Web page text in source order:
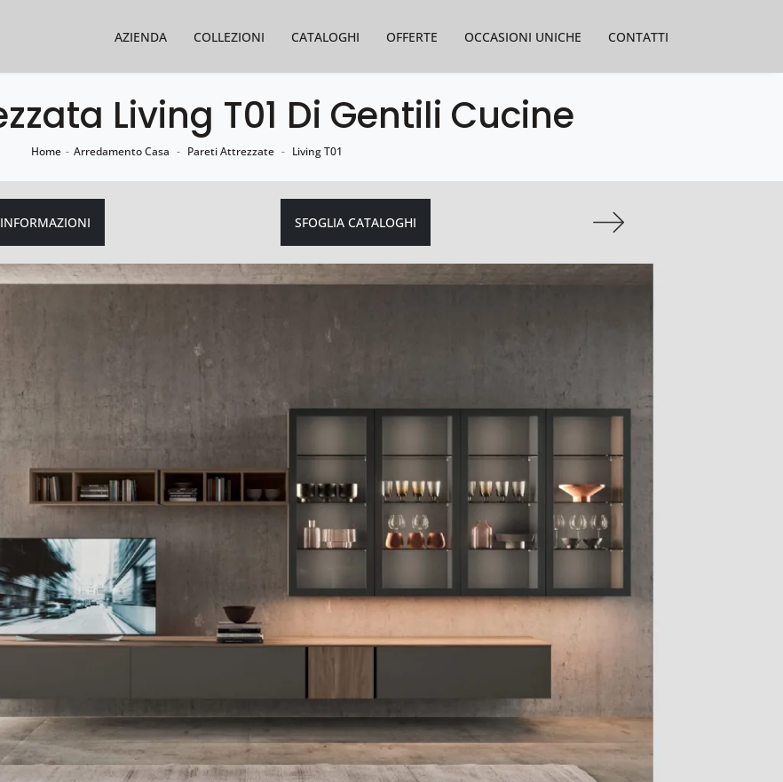
AZIENDA COLLEZIONI CATALOGHI OFFERTE OCCASIONI UNICHE CONTATTI
Living T01 Di Gentili Cucine
Home - Arredamento Casa - Pareti Attrezzate - Living T01
SFOGLIA CATALOGHI